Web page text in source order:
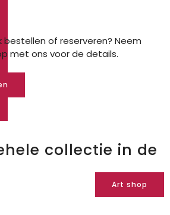
bestellen of reserveren? Neem
met ons voor de details.
collectie in de
Art shop